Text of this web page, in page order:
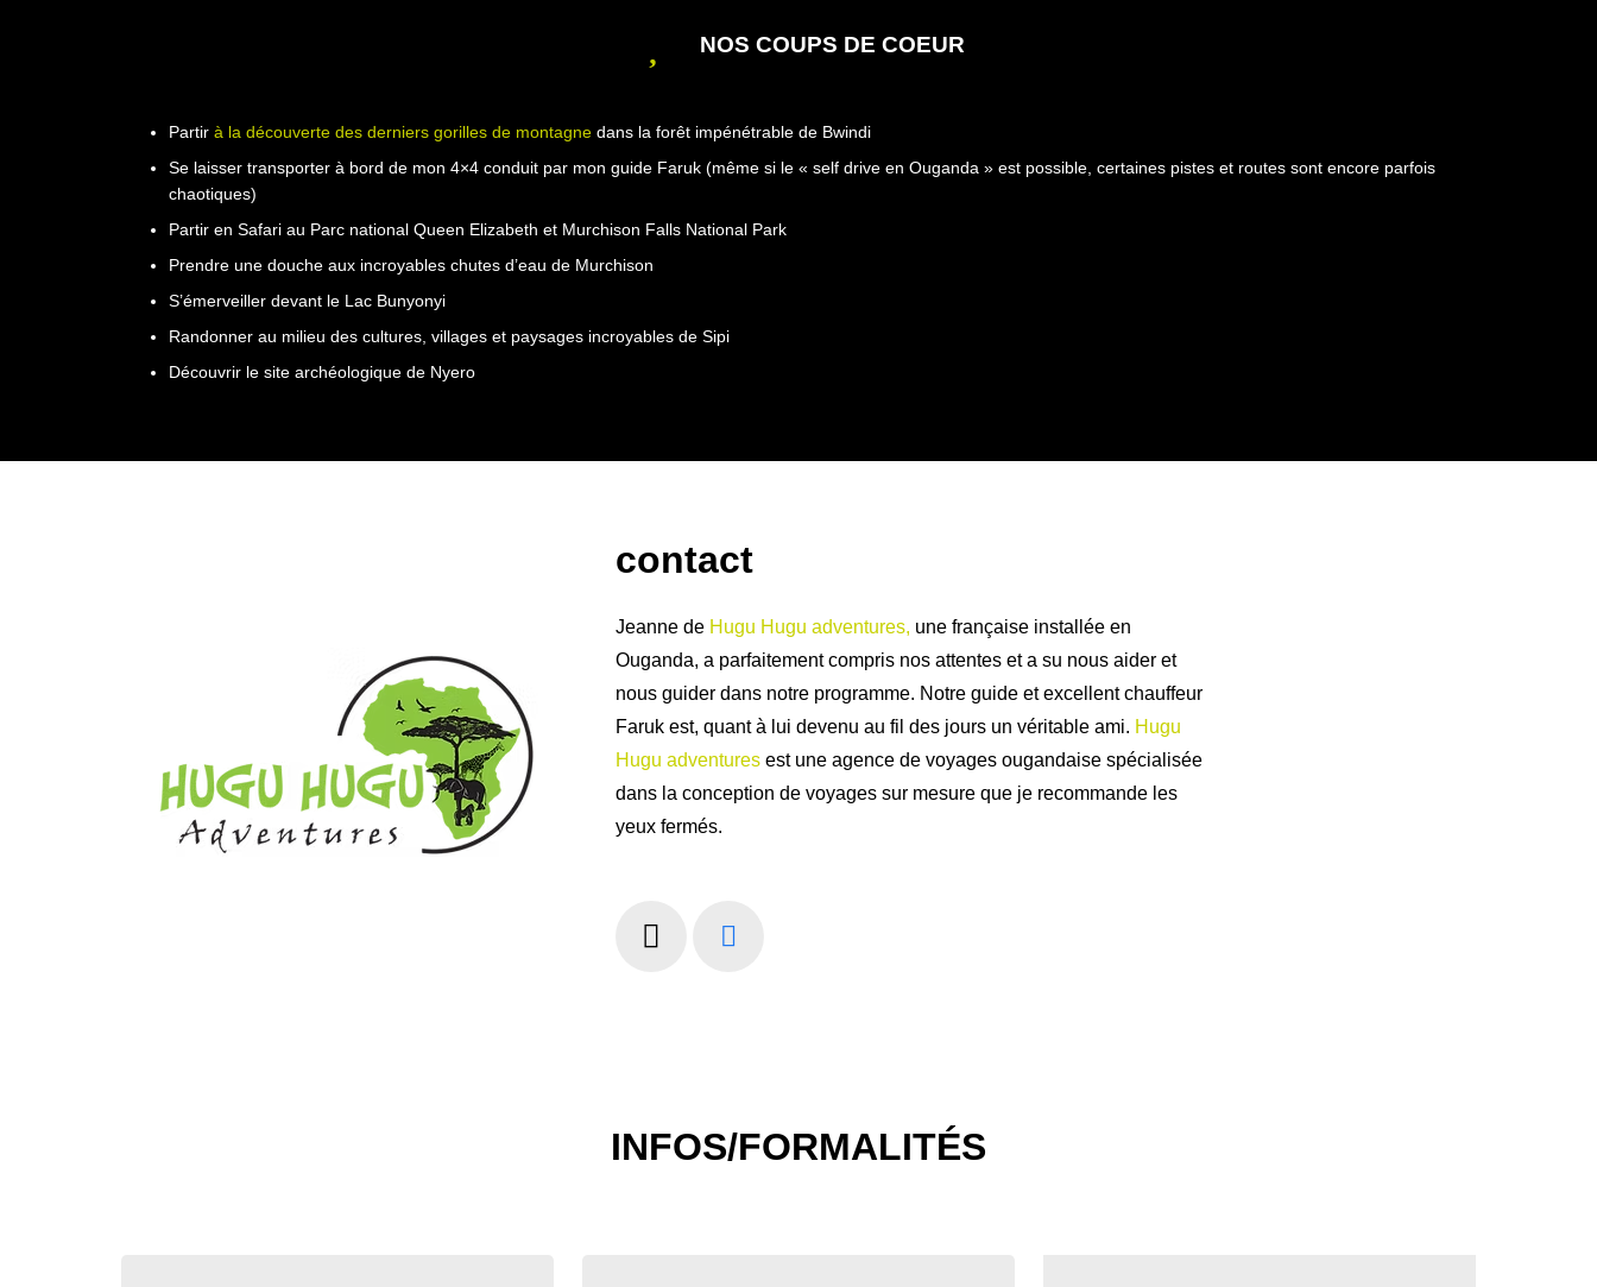
NOS COUPS DE COEUR
Partir à la découverte des derniers gorilles de montagne dans la forêt impénétrable de Bwindi
Se laisser transporter à bord de mon 4×4 conduit par mon guide Faruk (même si le « self drive en Ouganda » est possible, certaines pistes et routes sont encore parfois
chaotiques)
Partir en Safari au Parc national Queen Elizabeth et Murchison Falls National Park
Prendre une douche aux incroyables chutes d’eau de Murchison
S’émerveiller devant le Lac Bunyonyi
Randonner au milieu des cultures, villages et paysages incroyables de Sipi
Découvrir le site archéologique de Nyero
contact
Jeanne de Hugu Hugu adventures, une française installée en
Ouganda, a parfaitement compris nos attentes et a su nous aider et
nous guider dans notre programme. Notre guide et excellent chauffeur
Faruk est, quant à lui devenu au fil des jours un véritable ami. Hugu
Hugu adventuresest une agence de voyages ougandaise spécialisée
dans la conception de voyages sur mesure que je recommande les
yeux fermés.
INFOS/FORMALITÉS